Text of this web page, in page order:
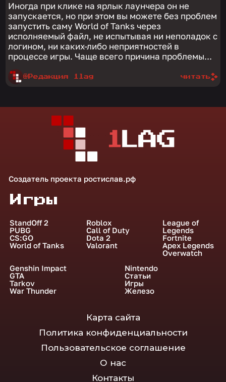
Иногда при клике на ярлык лаунчера он не
запускается, но при этом вы можете без проблем
запустить саму World of Tanks через
исполняемый файл, не испытывая ни неполадок с
логином, ни каких-либо неприятностей в
процессе игры. Чаще всего причина проблемы...
@Редакция 1lag читать
Создатель проекта ростислав.рф
Игры
StandOff 2
PUBG
CS:GO
World of Tanks
Roblox
Call of Duty
Dota 2
Valorant
League of
Legends
Fortnite
Apex Legends
Overwatch
Genshin Impact
GTA
Tarkov
War Thunder
Nintendo
Статьи
Игры
Железо
Карта сайта
Политика конфиденциальности
Пользовательское соглашение
О нас
Контакты